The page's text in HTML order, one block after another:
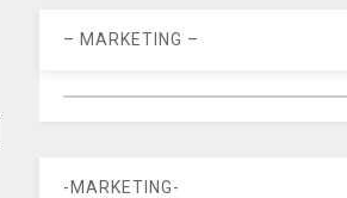
– MARKETING –
-MARKETING-